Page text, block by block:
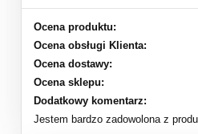
Ocena produktu:
Ocena obsługi Klienta:
Ocena dostawy:
Ocena sklepu:
Dodatkowy komentarz:
Jestem bardzo zadowolona z